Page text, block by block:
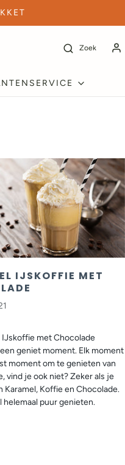
Zoek
IJSKOFFIE MET
IJskoffie met Chocolade
geniet moment. Elk moment
moment om te genieten van
vind je ook niet? Zeker als je
Karamel, Koffie en Chocolade.
helemaal puur genieten.